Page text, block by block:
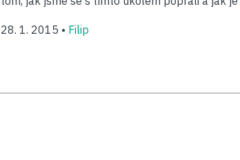
28. 1. 2015 • Filip